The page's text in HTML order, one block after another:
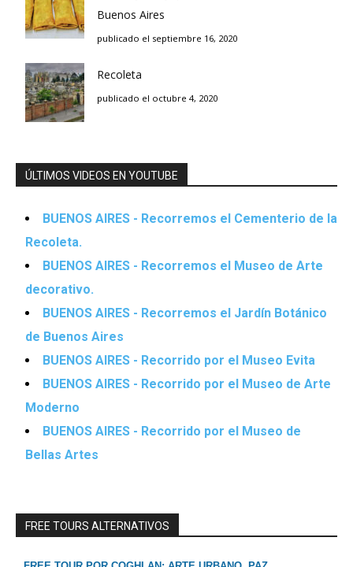
Buenos Aires
publicado el septiembre 16, 2020
Recoleta
publicado el octubre 4, 2020
ÚLTIMOS VIDEOS EN YOUTUBE
BUENOS AIRES - Recorremos el Cementerio de la
Recoleta.
BUENOS AIRES - Recorremos el Museo de Arte
decorativo.
BUENOS AIRES - Recorremos el Jardín Botánico
de Buenos Aires
BUENOS AIRES - Recorrido por el Museo Evita
BUENOS AIRES - Recorrido por el Museo de Arte
Moderno
BUENOS AIRES - Recorrido por el Museo de
Bellas Artes
FREE TOURS ALTERNATIVOS